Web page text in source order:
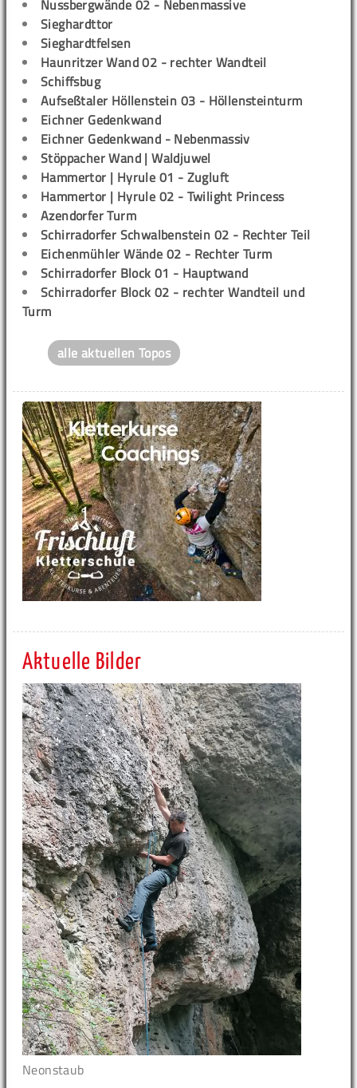
Nussbergwände 02 - Nebenmassive
Sieghardttor
Sieghardtfelsen
Haunritzer Wand 02 - rechter Wandteil
Schiffsbug
Aufseßtaler Höllenstein 03 - Höllensteinturm
Eichner Gedenkwand
Eichner Gedenkwand - Nebenmassiv
Stöppacher Wand | Waldjuwel
Hammertor | Hyrule 01 - Zugluft
Hammertor | Hyrule 02 - Twilight Princess
Azendorfer Turm
Schirradorfer Schwalbenstein 02 - Rechter Teil
Eichenmühler Wände 02 - Rechter Turm
Schirradorfer Block 01 - Hauptwand
Schirradorfer Block 02 - rechter Wandteil und
Turm
alle aktuellen Topos
Aktuelle Bilder
Neonstaub